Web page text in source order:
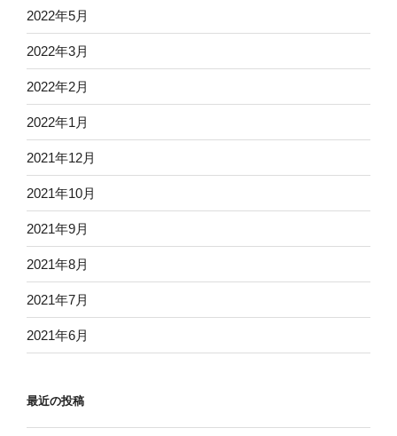
2022年5月
2022年3月
2022年2月
2022年1月
2021年12月
2021年10月
2021年9月
2021年8月
2021年7月
2021年6月
最近の投稿